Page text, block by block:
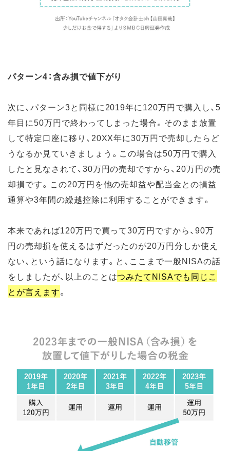
パターン4：含み損で値下がり
次に、パターン3と同様に2019年に120万円で購入し、5
年目に50万円で終わってしまった場合。そのまま放置
して特定口座に移り、20XX年に30万円で売却したらど
うなるか見ていきましょう。この場合は50万円で購入
したと見なされて、30万円の売却ですから、20万円の売
却損です。この20万円を他の売却益や配当金との損益
通算や3年間の繰越控除に利用することができます。
本来であれば120万円で買って30万円ですから、90万
円の売却損を使えるはずだったのが20万円分しか使え
ない、という話になります。と、ここまで一般NISAの話
をしましたが、以上のことはつみたてNISAでも同じこ
とが言えます。